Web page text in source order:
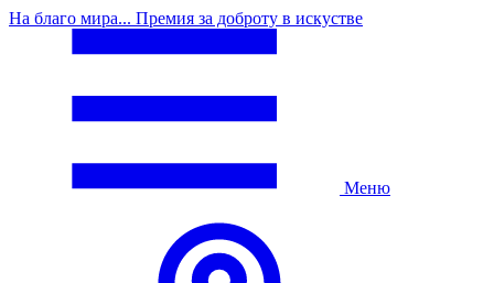
На благо мира... Премия за доброту в искустве
Меню